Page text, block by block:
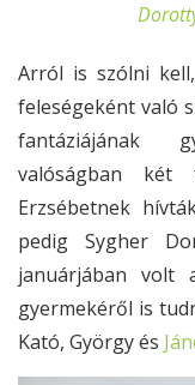
Arról is szólni
feleségeként való
fantáziájának
valóságban két
Erzsébetnek
pedig Sygher
januárjában volt
gyermekéről is
Kató, György és